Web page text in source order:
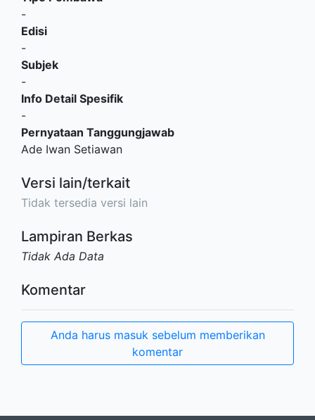
-
Edisi
-
Subjek
-
Info Detail Spesifik
-
Pernyataan Tanggungjawab
Ade Iwan Setiawan
Versi lain/terkait
Tidak tersedia versi lain
Lampiran Berkas
Tidak Ada Data
Komentar
Anda harus masuk sebelum memberikan
komentar